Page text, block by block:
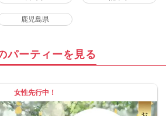
鹿児島県
パーティーを見る
女性先行中！